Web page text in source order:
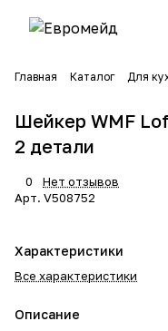
Главная Каталог Для
Шейкер WMF
2 детали
0
Нет отзывов
Арт. V508752
Характеристики
Все характеристики
Описание